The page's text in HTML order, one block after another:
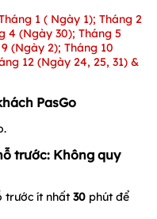
1 ( Ngày 1); Tháng 2
4 (Ngày 30); Tháng 5
(Ngày 2); Tháng 10
12 (Ngày 24, 25, 31) &
PasGo
trước: Không quy
trước ít nhất 30 phút để